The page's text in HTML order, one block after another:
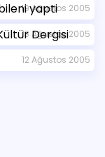
yapti
19 Ağustos 2005
Dergisi
13 Ağustos 2005
12 Ağustos 2005